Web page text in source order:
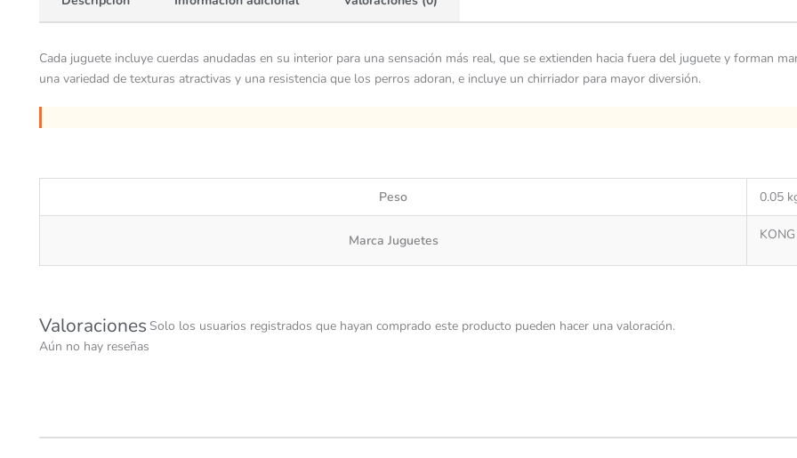
Cada juguete incluye cuerdas anudadas en su interior para una sensación más real, que se extienden hacia fuera del juguete y forman
una variedad de texturas atractivas y una resistencia que los perros adoran, e incluye un chirriador para mayor diversión.
Peso 0.05
Marca Juguetes KONG
Valoraciones
Aún no hay reseñas
Solo los usuarios registrados que hayan comprado este producto pueden hacer una valoración.